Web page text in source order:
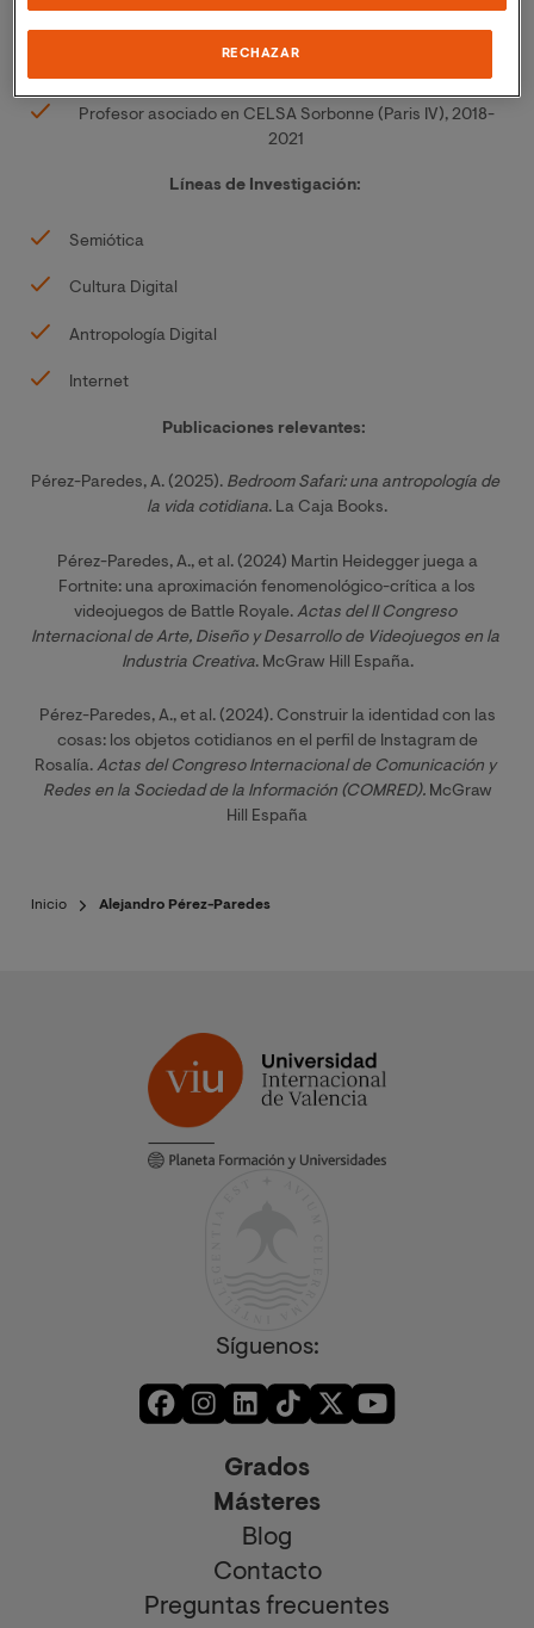
Profesor asociado en CELSA Sorbonne (Paris IV), 2018-
2021
Líneas de Investigación:
Semiótica
Cultura Digital
Antropología Digital
Internet
Publicaciones relevantes:
Pérez-Paredes, A. (2025). Bedroom Safari: una antropología de
la vida cotidiana. La Caja Books.
Pérez-Paredes, A., et al. (2024) Martin Heidegger juega a
Fortnite: una aproximación fenomenológico-crítica a los
videojuegos de Battle Royale. Actas del II Congreso
Internacional de Arte, Diseño y Desarrollo de Videojuegos en la
Industria Creativa. McGraw Hill España.
Pérez-Paredes, A., et al. (2024). Construir la identidad con las
cosas: los objetos cotidianos en el perfil de Instagram de
Rosalía. Actas del Congreso Internacional de Comunicación y
Redes en la Sociedad de la Información (COMRED).McGraw
Hill España
Inicio Alejandro Pérez-Paredes
Síguenos:
Grados
Másteres
Blog
Contacto
Preguntas frecuentes
RECHAZAR